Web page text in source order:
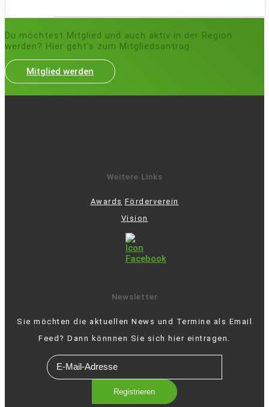
Du möchtest Mitglied und auch aktiv in der Region
werden? Hier geht's zum Mitgliedsantrag
Mitglied werden
Weitere Links
Awards Förderverein
Vision
Newsletter
Sie möchten die aktuellen News und Termine als Email
Feed? Dann könnnen Sie sich hier eintragen.